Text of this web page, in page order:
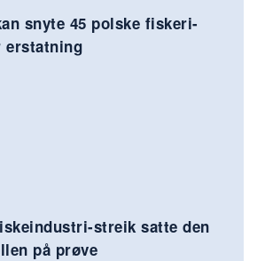
snyte 45 polske fiskeri-
erstatning
streik satte den
på prøve